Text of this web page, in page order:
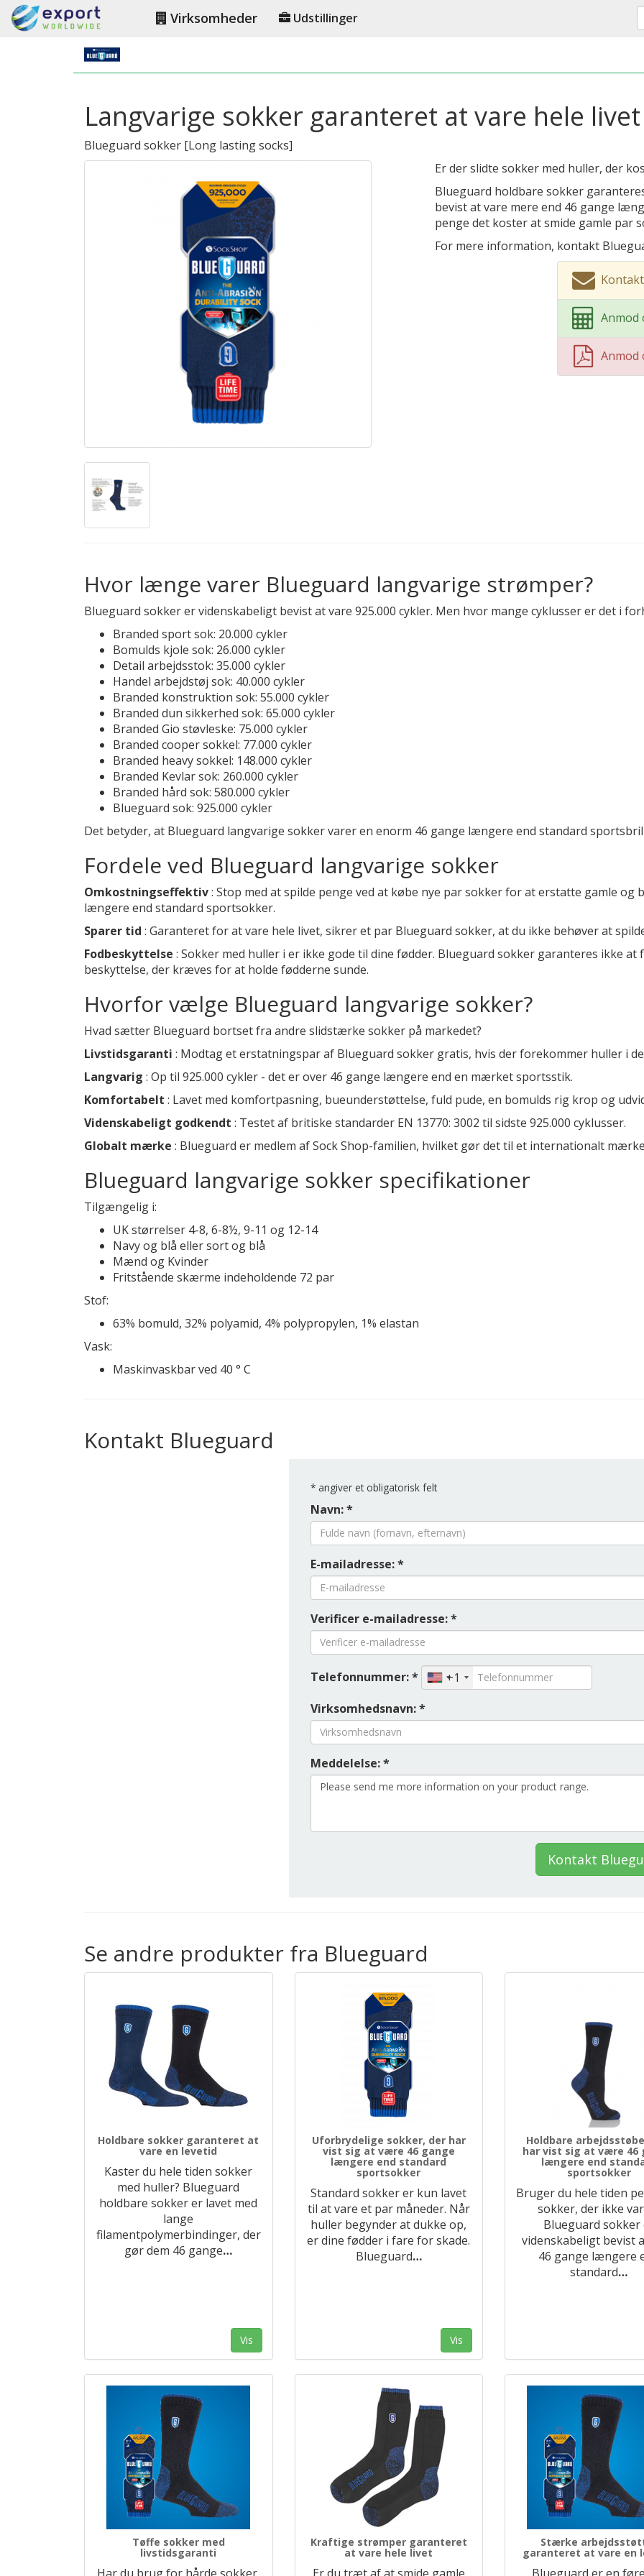
Virksomheder Udstillinger
Langvarige sokker garanteret at vare hele livet
Blueguard sokker [Long lasting socks]
Er der slidte sokker med huller, der
Blueguard holdbare sokker
bevist at vare mere end 46 gange
penge det koster at smide gamle par
For mere information, kontakt
Anmod
Anmod
Hvor længe varer Blueguard langvarige strømper?
Blueguard sokker er videnskabeligt bevist at vare 925.000 cykler. Men hvor mange cyklusser er det i
Branded sport sok: 20.000 cykler
Bomulds kjole sok: 26.000 cykler
Detail arbejdsstok: 35.000 cykler
Handel arbejdstøj sok: 40.000 cykler
Branded konstruktion sok: 55.000 cykler
Branded dun sikkerhed sok: 65.000 cykler
Branded Gio støvleske: 75.000 cykler
Branded cooper sokkel: 77.000 cykler
Branded heavy sokkel: 148.000 cykler
Branded Kevlar sok: 260.000 cykler
Branded hård sok: 580.000 cykler
Blueguard sok: 925.000 cykler
Det betyder, at Blueguard langvarige sokker varer en enorm 46 gange længere end standard
Fordele ved Blueguard langvarige sokker
Omkostningseffektiv: Stop med at spilde penge ved at købe nye par sokker for at erstatte gamle
længere end standard sportsokker.
Sparer tid : Garanteret for at vare hele livet, sikrer et par Blueguard sokker, at du ikke behøver at
Fodbeskyttelse : Sokker med huller i er ikke gode til dine fødder. Blueguard sokker garanteres ikke
beskyttelse, der kræves for at holde fødderne sunde.
Hvorfor vælge Blueguard langvarige sokker?
Hvad sætter Blueguard bortset fra andre slidstærke sokker på markedet?
Livstidsgaranti : Modtag et erstatningspar af Blueguard sokker gratis, hvis der forekommer huller i
Langvarig : Op til 925.000 cykler - det er over 46 gange længere end en mærket sportsstik.
Komfortabelt : Lavet med komfortpasning, bueunderstøttelse, fuld pude, en bomulds rig krop og
Videnskabeligt godkendt : Testet af britiske standarder EN 13770: 3002 til sidste 925.000 cyklusser.
Globalt mærke : Blueguard er medlem af Sock Shop-familien, hvilket gør det til et internationalt
Blueguard langvarige sokker specifikationer
Tilgængelig i:
UK størrelser 4-8, 6-8½, 9-11 og 12-14
Navy og blå eller sort og blå
Mænd og Kvinder
Fritstående skærme indeholdende 72 par
Stof:
63% bomuld, 32% polyamid, 4% polypropylen, 1% elastan
Vask:
Maskinvaskbar ved 40 ° C
Kontakt Blueguard
* angiver et obligatorisk felt
Navn: *
E-mailadresse: *
Verificer e-mailadresse: *
Telefonnummer: *
+1
Virksomhedsnavn: *
Meddelelse: *
Kontakt
Se andre produkter fra Blueguard
Holdbare sokker garanteret at
vare en levetid
Kaster du hele tiden sokker
med huller? Blueguard
holdbare sokker er lavet med
lange
filamentpolymerbindinger, der
gør dem 46 gange…
Vis
Uforbrydelige sokker, der har
vist sig at være 46 gange
længere end standard
sportsokker
Standard sokker er kun lavet
til at vare et par måneder. Når
huller begynder at dukke op,
er dine fødder i fare for skade.
Blueguard…
Vis
Holdbare
har vist sig at være 46
længere end
sportsokker
Bruger du hele tiden
sokker, der ikke
Blueguard sokker
videnskabeligt bevist
46 gange længere
standard…
Tøffe sokker med
livstidsgaranti
Kraftige strømper garanteret
at vare hele livet
Stærke
garanteret at vare en